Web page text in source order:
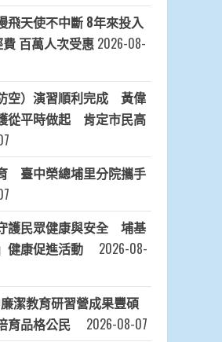
飛天使不中斷 8年來投入
百萬人次受惠 2026-08-
空）演習順利完成 黃偉
從平時做起 肯定市民高
臺中榮總埔里分院攜手
護民眾健康與安全 埔基
健康促進活動
2026-08-
潔教育研習營成果豐碩
育品格公民
2026-08-07